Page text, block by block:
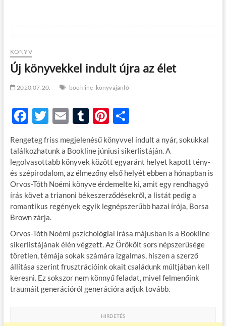
KÖNYV
Új könyvekkel indult újra az élet
2020.07.20. bookline könyvajánló
F
ac
e
b
o
o
k
T
w
itt
er
E
m
ail
T
u
m
bl
r
Pi
nt
er
es
t
O
ss
za
m
e
g
Rengeteg friss megjelenésű könyvvel indult a nyár, sokukkal
találkozhatunk a Bookline júniusi sikerlistáján. A
legolvasottabb könyvek között egyaránt helyet kapott tény-
és szépirodalom, az élmezőny első helyét ebben a hónapban is
Orvos-Tóth Noémi könyve érdemelte ki, amit egy rendhagyó
írás követ a trianoni békeszerződésekről, a listát pedig a
romantikus regények egyik legnépszerűbb hazai írója, Borsa
Brown zárja.
Orvos-Tóth Noémi pszichológiai írása májusban is a Bookline
sikerlistájának élén végzett. Az Örökölt sors népszerűsége
töretlen, témája sokak számára izgalmas, hiszen a szerző
állítása szerint frusztrációink okait családunk múltjában kell
keresni. Ez sokszor nem könnyű feladat, mivel felmenőink
traumáit generációról generációra adjuk tovább.
HIRDETÉS